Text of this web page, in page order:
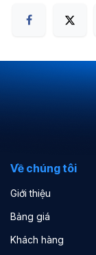
Về chúng tôi
Giới thiệu
Bảng giá
Khách hàng